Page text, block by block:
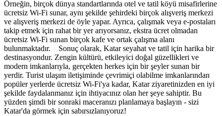
Örneğin, birçok dünya standartlarında otel ve tatil köyü misafirlerine
ücretsiz Wi-Fi sunar, aynı şekilde şehirdeki birçok alışveriş merkezi
ve alışveriş merkezi de öyle yapar. Ayrıca, çalışmak veya e-postaları
takip etmek için rahat bir yer arıyorsanız, ekstra ücret olmadan
ücretsiz Wi-Fi sunan birçok kafe ve ortak çalışma alanı
bulunmaktadır. Sonuç olarak, Katar seyahat ve tatil için harika bir
destinasyondur. Zengin kültürü, etkileyici doğal güzellikleri ve
modern imkanlarıyla, gerçekten herkes için bir şeyler sunan bir
yerdir. Turist ulaşım iletişiminde çevrimiçi olabilme imkanlarından
popüler yerlerde ücretsiz Wi-Fi'ya kadar, Katar ziyaretinizden en iyi
şekilde faydalanmanız için ihtiyacınız olan her şeye sahiptir. Bu
yüzden şimdi bir sonraki maceranızı planlamaya başlayın - sizi
Katar'da görmek için sabırsızlanıyoruz!